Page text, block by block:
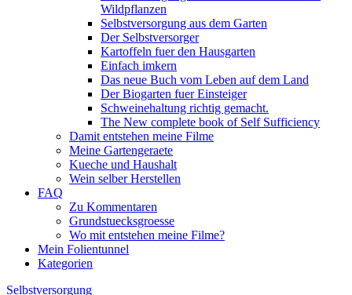
Wildpflanzen
Selbstversorgung aus dem Garten
Der Selbstversorger
Kartoffeln fuer den Hausgarten
Einfach imkern
Das neue Buch vom Leben auf dem Land
Der Biogarten fuer Einsteiger
Schweinehaltung richtig gemacht.
The New complete book of Self Sufficiency
Damit entstehen meine Filme
Meine Gartengeraete
Kueche und Haushalt
Wein selber Herstellen
FAQ
Zu Kommentaren
Grundstuecksgroesse
Wo mit entstehen meine Filme?
Mein Folientunnel
Kategorien
Selbstversorgung